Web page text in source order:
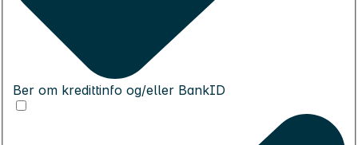
Ber om kredittinfo og/eller BankID